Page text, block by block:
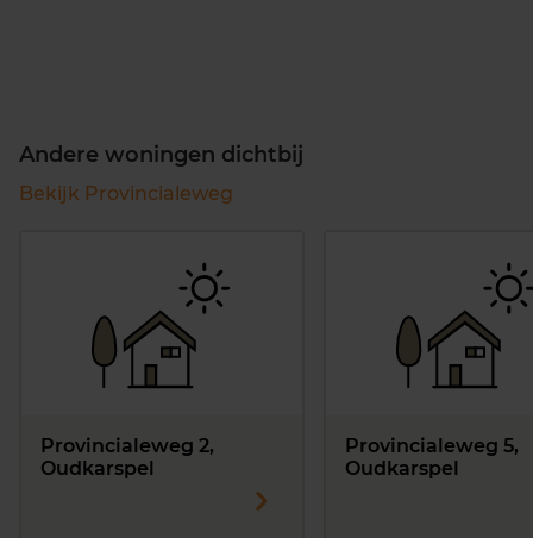
Andere woningen dichtbij
Bekijk Provincialeweg
Provincialeweg 2,
Oudkarspel
Provincialeweg 5,
Oudkarspel